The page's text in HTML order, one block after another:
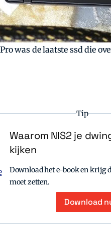
was de laatste ssd die
Tip
Waarom NIS2 je
kijken
Download het e-book en krijg
moet zetten.
Download